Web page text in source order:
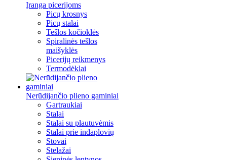
Įranga picerijoms
Picų krosnys
Picų stalai
Tešlos kočioklės
Spiralinės tešlos
maišyklės
Picerijų reikmenys
Termodėklai
Nerūdijančio plieno gaminiai
Gartraukiai
Stalai
Stalai su plautuvėmis
Stalai prie indaplovių
Stovai
Stelažai